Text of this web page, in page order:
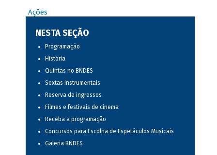
Ações
NESTA SEÇÃO
Programação
História
Quintas no BNDES
Sextas instrumentais
Reserva de ingressos
Filmes e festivais de cinema
Receba a programação
Concursos para Escolha de Espetáculos Musicais
Galeria BNDES